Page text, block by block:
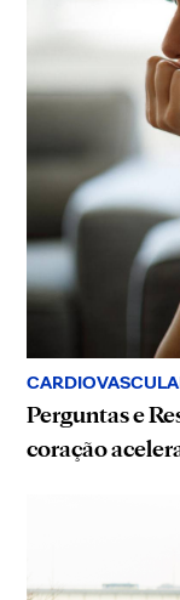
Perguntas e
coração